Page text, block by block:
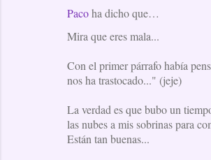
Pacoha dicho que…
Mira que eres mala...
Con el primer párrafo había
nos ha trastocado..." (jeje)
La verdad es que bubo un
las nubes a mis sobrinas para
Están tan buenas...